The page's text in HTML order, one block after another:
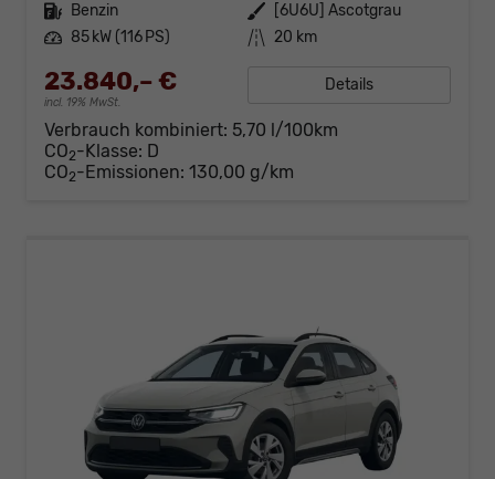
Kraftstoff Benzin Außenfarbe
[6U6U] Ascotgrau
Leistung 85 kW (116 PS) Kilometerstand 20 km
23.840,– €
incl. 19% MwSt.
Details
Verbrauch kombiniert: 5,70 l/100km
CO2-Klasse: D
CO2-Emissionen: 130,00 g/km